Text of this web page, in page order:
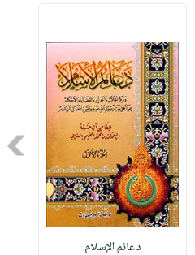
دعائم الإسلام